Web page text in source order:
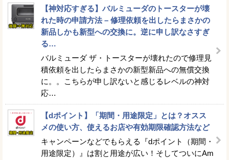
【神対応すぎる】バルミューダのトースターが壊
れた時の申請方法 – 修理依頼を出したらまさかの
新品しかも新型への交換に。逆に申し訳なさすぎ
る…
バルミューダ ザ・トースターが壊れたので修理見
積依頼を出したらまさかの新型新品への無償交換
に。。こちらが申し訳ないと感じるレベルの神対
応…
【dポイント】「期間・用途限定」とは？オスス
メの使い方、使えるお店や有効期限確認方法など
キャンペーンなどでもらえる『dポイント（期間・
用途限定）』は割と用途が広い！そしてついにAm